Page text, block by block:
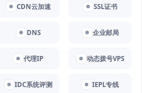
CDN云加速 SSL证书
DNS 企业邮局
代理IP 动态拨号VPS
IDC系统评测 IEPL专线